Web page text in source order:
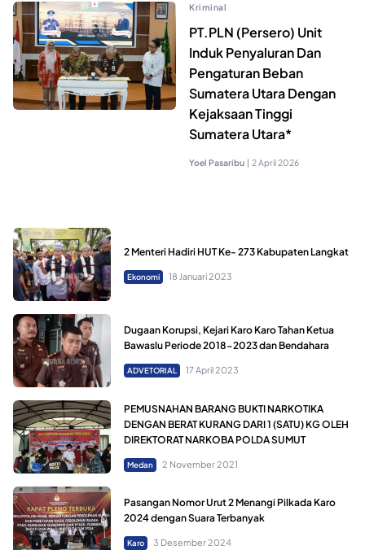
Kriminal
PT.PLN (Persero) Unit
Induk Penyaluran Dan
Pengaturan Beban
Sumatera Utara Dengan
Kejaksaan Tinggi
Sumatera Utara*
Yoel Pasaribu | 2 April 2026
2 Menteri Hadiri HUT Ke- 273 Kabupaten Langkat
Ekonomi 18 Januari 2023
Dugaan Korupsi, Kejari Karo Karo Tahan Ketua
Bawaslu Periode 2018-2023 dan Bendahara
ADVETORIAL 17 April 2023
PEMUSNAHAN BARANG BUKTI NARKOTIKA
DENGAN BERAT KURANG DARI 1 (SATU) KG OLEH
DIREKTORAT NARKOBA POLDA SUMUT
Medan 2 November 2021
Pasangan Nomor Urut 2 Menangi Pilkada Karo
2024 dengan Suara Terbanyak
Karo 3 Desember 2024